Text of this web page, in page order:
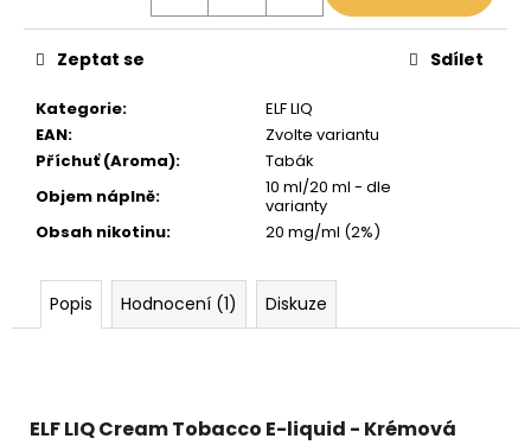
Kategorie:
ELF LIQ
EAN:
Zvolte variantu
Příchuť (Aroma):
Tabák
Objem náplně:
10 ml/20 ml - dle
varianty
Obsah nikotinu: 20 mg/ml (2%)
Zeptat se Sdílet
Popis Hodnocení (1) Diskuze
ELF LIQ Cream Tobacco E-liquid - Krémová
16MG
800
Kč
Původně:
169
Kč